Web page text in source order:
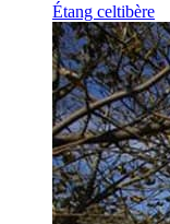
Étang celtibère